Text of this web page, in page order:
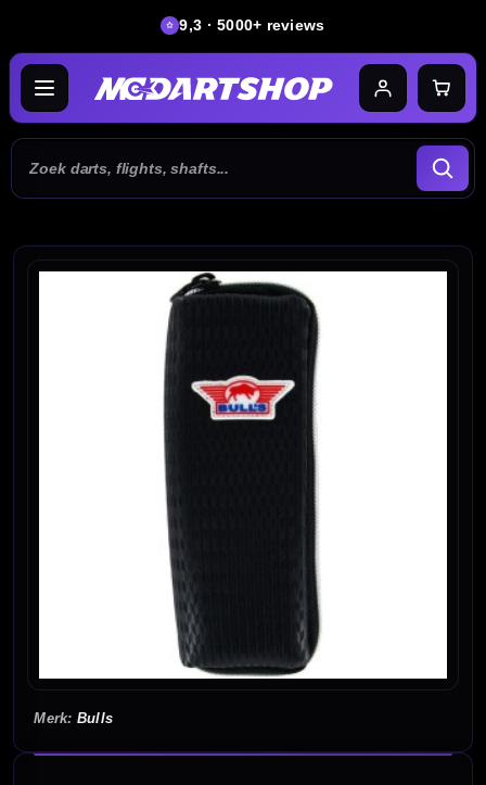
9,3 · 5000+ reviews
Bulls